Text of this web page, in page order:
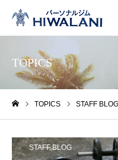
TOPICS
TOPICS STAFF BLOG
STAFF BLOG